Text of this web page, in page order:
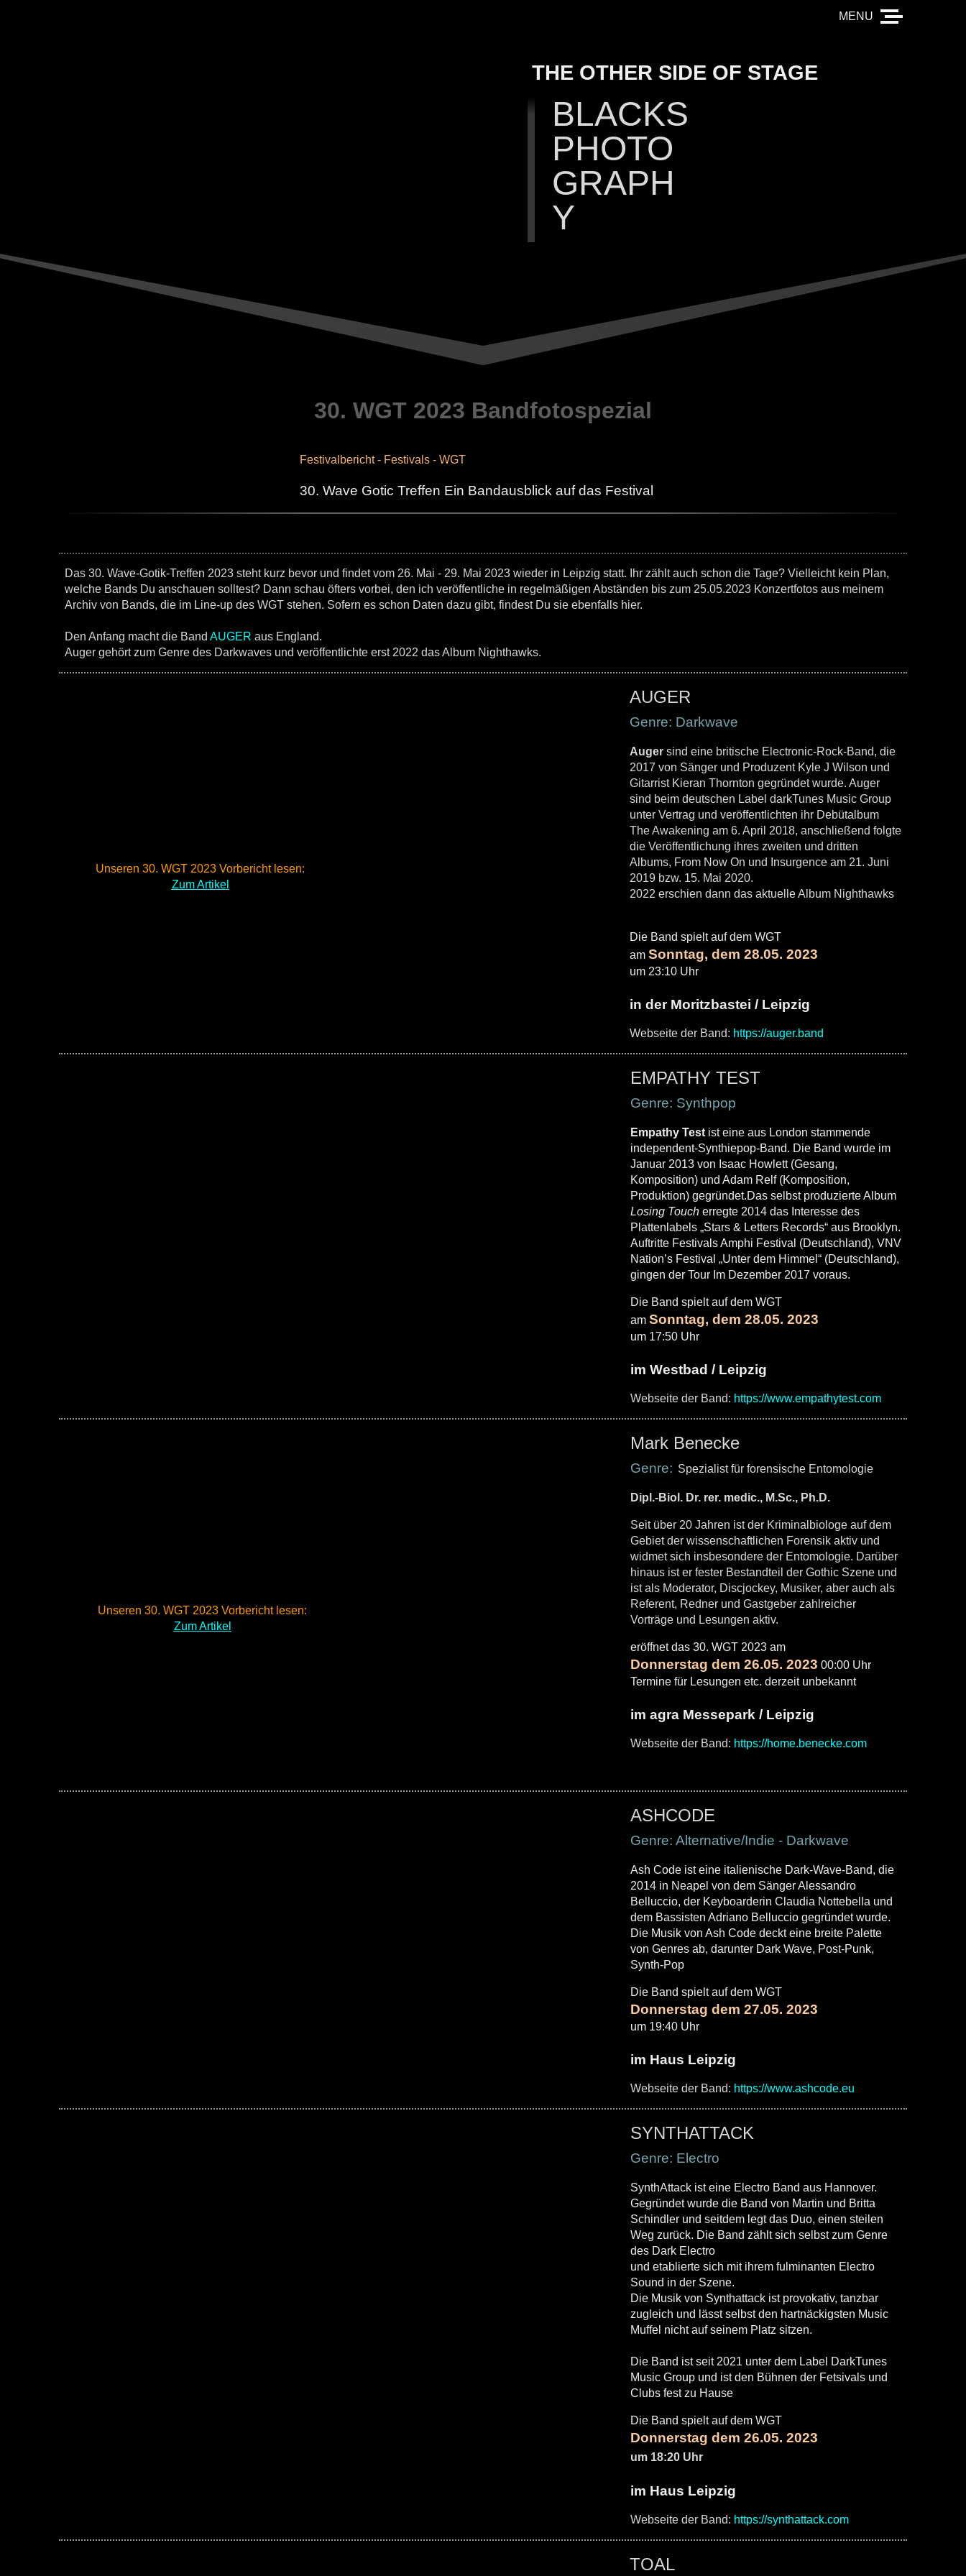
THE OTHER SIDE OF STAGE
BLACKS
PHOTO
GRAPH
Y
30. WGT 2023 Bandfotospezial
Festivalbericht - Festivals - WGT
30. Wave Gotic Treffen Ein Bandausblick auf das Festival
Das 30. Wave-Gotik-Treffen 2023 steht kurz bevor und findet vom 26. Mai - 29. Mai 2023 wieder in Leipzig statt. Ihr zählt auch schon die Tage? Vielleicht kein Plan,
welche Bands Du anschauen solltest? Dann schau öfters vorbei, den ich veröffentliche in regelmäßigen Abständen bis zum 25.05.2023 Konzertfotos aus meinem
Archiv von Bands, die im Line-up des WGT stehen. Sofern es schon Daten dazu gibt, findest Du sie ebenfalls hier.
Den Anfang macht die Band AUGER aus England.
Auger gehört zum Genre des Darkwaves und veröffentlichte erst 2022 das Album Nighthawks.
Unseren 30. WGT 2023 Vorbericht lesen:
Zum Artikel
AUGER
Genre: Darkwave
Auger sind eine britische Electronic-Rock-Band, die
2017 von Sänger und Produzent Kyle J Wilson und
Gitarrist Kieran Thornton gegründet wurde. Auger
sind beim deutschen Label darkTunes Music Group
unter Vertrag und veröffentlichten ihr Debütalbum
The Awakening am 6. April 2018, anschließend folgte
die Veröffentlichung ihres zweiten und dritten
Albums, From Now On und Insurgence am 21. Juni
2019 bzw. 15. Mai 2020.
2022 erschien dann das aktuelle Album Nighthawks
Die Band spielt auf dem WGT
am Sonntag, dem 28.05. 2023
um 23:10 Uhr
in der Moritzbastei / Leipzig
Webseite der Band: https://auger.band
EMPATHY TEST
Genre: Synthpop
Empathy Test ist eine aus London stammende
independent-Synthiepop-Band. Die Band wurde im
Januar 2013 von Isaac Howlett (Gesang,
Komposition) und Adam Relf (Komposition,
Produktion) gegründet.Das selbst produzierte Album
Losing Touch erregte 2014 das Interesse des
Plattenlabels „Stars & Letters Records“ aus Brooklyn.
Auftritte FestivalsAmphi Festival (Deutschland), VNV
Nation’s Festival „Unter dem Himmel“ (Deutschland),
gingen der Tour Im Dezember 2017 voraus.
Die Band spielt auf dem WGT
am Sonntag, dem 28.05. 2023
um 17:50 Uhr
im Westbad / Leipzig
Webseite der Band: https://www.empathytest.com
Unseren 30. WGT 2023 Vorbericht lesen:
Zum Artikel
Mark Benecke
Genre: Spezialist für forensische Entomologie
Dipl.-Biol. Dr. rer. medic., M.Sc., Ph.D.
Seit über 20 Jahren ist der Kriminalbiologe auf dem
Gebiet der wissenschaftlichen Forensik aktiv und
widmet sich insbesondere der Entomologie. Darüber
hinaus ist er fester Bestandteil der Gothic Szene und
ist als Moderator, Discjockey, Musiker, aber auch als
Referent, Redner und Gastgeber zahlreicher
Vorträge und Lesungen aktiv.
eröffnet das 30. WGT 2023 am
Donnerstag dem 26.05. 2023 00:00 Uhr
Termine für Lesungen etc. derzeit unbekannt
im agra Messepark / Leipzig
Webseite der Band: https://home.benecke.com
ASHCODE
Genre: Alternative/Indie - Darkwave
Ash Code ist eine italienische Dark-Wave-Band, die
2014 in Neapel von dem Sänger Alessandro
Belluccio, der Keyboarderin Claudia Nottebella und
dem Bassisten Adriano Belluccio gegründet wurde.
Die Musik von Ash Code deckt eine breite Palette
von Genres ab, darunter Dark Wave, Post-Punk,
Synth-Pop
Die Band spielt auf dem WGT
Donnerstag dem 27.05. 2023
um 19:40 Uhr
im Haus Leipzig
Webseite der Band: https://www.ashcode.eu
SYNTHATTACK
Genre: Electro
SynthAttack ist eine Electro Band aus Hannover.
Gegründet wurde die Band von Martin und Britta
Schindler und seitdem legt das Duo, einen steilen
Weg zurück. Die Band zählt sich selbst zum Genre
des Dark Electro
und etablierte sich mit ihrem fulminanten Electro
Sound in der Szene.
Die Musik von Synthattack ist provokativ, tanzbar
zugleich und lässt selbst den hartnäckigsten Music
Muffel nicht auf seinem Platz sitzen.
Die Band ist seit 2021 unter dem Label DarkTunes
Music Group und ist den Bühnen der Fetsivals und
Clubs fest zu Hause
Die Band spielt auf dem WGT
Donnerstag dem 26.05. 2023
um 18:20 Uhr
im Haus Leipzig
Webseite der Band: https://synthattack.com
TOAL